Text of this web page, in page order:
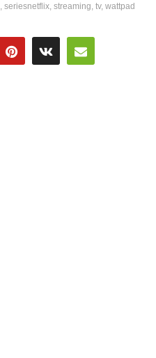
seriesnetflix streaming tv wattpad